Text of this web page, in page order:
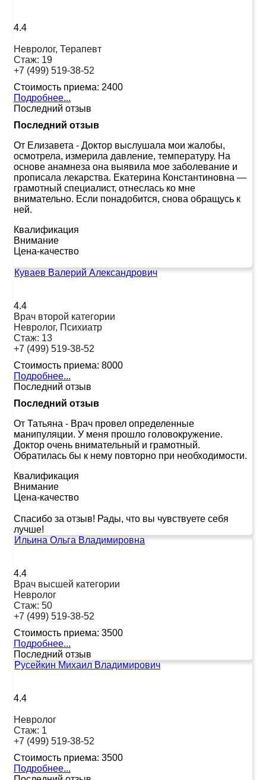
4.4
Невролог, Терапевт
Стаж: 19
+7 (499) 519-38-52
Стоимость приема: 2400
Подробнее...
Последний отзыв
Последний отзыв
От Елизавета - Доктор выслушала мои жалобы,
осмотрела, измерила давление, температуру. На
основе анамнеза она выявила мое заболевание и
прописала лекарства. Екатерина Константиновна —
грамотный специалист, отнеслась ко мне
внимательно. Если понадобится, снова обращусь к
ней.
Квалификация
Внимание
Цена-качество
Куваев Валерий Александрович
4.4
Врач второй категории
Невролог, Психиатр
Стаж: 13
+7 (499) 519-38-52
Стоимость приема: 8000
Подробнее...
Последний отзыв
Последний отзыв
От Татьяна - Врач провел определенные
манипуляции. У меня прошло головокружение.
Доктор очень внимательный и грамотный.
Обратилась бы к нему повторно при необходимости.
Квалификация
Внимание
Цена-качество
Спасибо за отзыв! Рады, что вы чувствуете себя
лучше!
Ильина Ольга Владимировна
4.4
Врач высшей категории
Невролог
Стаж: 50
+7 (499) 519-38-52
Стоимость приема: 3500
Подробнее...
Последний отзыв
Русейкин Михаил Владимирович
4.4
Невролог
Стаж: 1
+7 (499) 519-38-52
Стоимость приема: 3500
Подробнее...